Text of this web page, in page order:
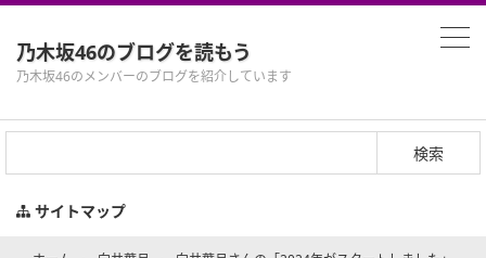
乃木坂46のブログを読もう
乃木坂46のメンバーのブログを紹介しています
サイトマップ